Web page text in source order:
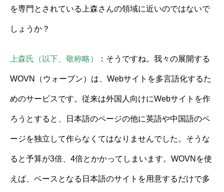
を専門とされている上森さんの領域に近いのではないで
しょうか？
上森氏（以下、敬称略） ：そうですね。我々の展開する
WOVN（ウォーブン）は、Webサイトを多言語化するた
めのサービスです。従来は外国人向けにWebサイトを作
ろうとすると、日本語のページの他に英語や中国語のペ
ージを独立して作らなくてはなりませんでした。そうな
ると予算が3倍、4倍とかかってしまいます。WOVNを使
えば、ベースとなる日本語のサイトを用意するだけで多